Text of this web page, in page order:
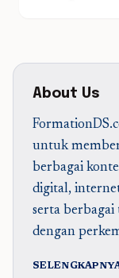
About Us
untuk
berbagai
digital,
serta
dengan